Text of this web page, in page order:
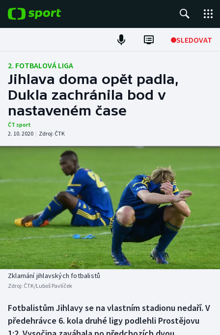
SLEDOVAT
Fotbal
Hokej
Tenis
Atletika
DALŠÍ SPORTY
Americký fotbal
Baseball a softbal
Basketbal
Biatlon
Box
NEPŘEHLÉDNĚTE
Soutěže
Historické návraty
Aplikace ČT sport
2. FOTBALOVÁ LIGA
Jihlava doma opět padla,
Dukla zachránila bod v
nastaveném čase
ČT sport
2. 10. 2020 | Zdroj: ČTK
Zklamání jihlavských fotbalistů
Zdroj: ČTK/Luboš Pavlíček
Fotbalistům Jihlavy se na vlastním stadionu nedaří. V
předehrávce 6. kola druhé ligy podlehli Prostějovu